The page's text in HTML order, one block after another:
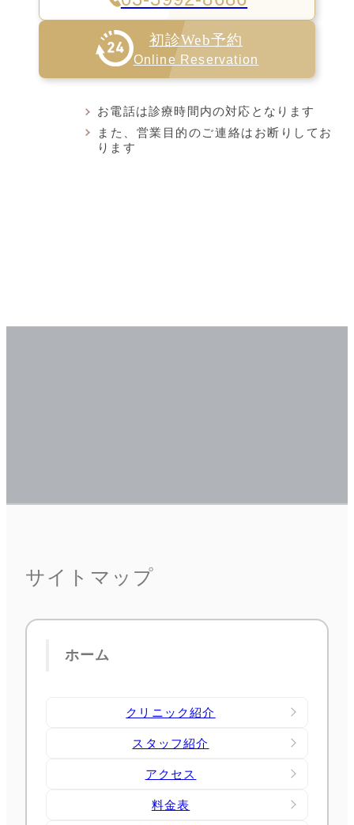
初診Web予約
Online Reservation
お電話は診療時間内の対応となります
また、営業目的のご連絡はお断りしてお
ります
サイトマップ
ホーム
クリニック紹介
スタッフ紹介
アクセス
料金表